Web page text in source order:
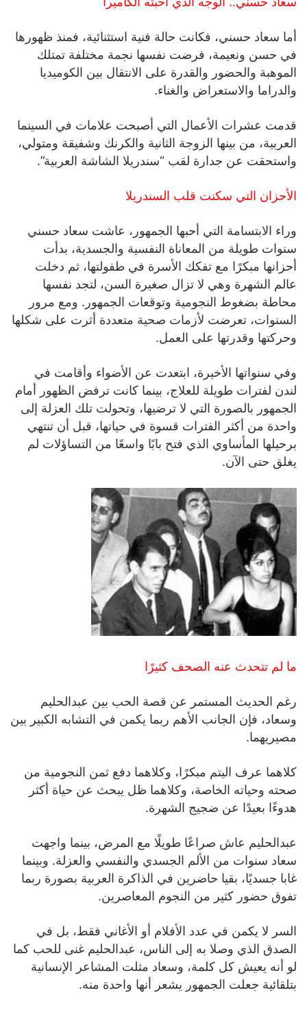
أما سعاد حسني، فكانت حالة فنية استثنائية، فمنذ ظهورها
في حسن ونعيمة، فرضت نفسها نجمة مختلفة تمتلك
الموهبة والحضور والقدرة على الانتقال بين الكوميديا
والدراما والاستعراض والغناء.
قدمت عشرات الأعمال التي أصبحت علامات في السينما
العربية، من بينها الزوجة الثانية والكرنك وشفيقة ومتولي،
واستحقت عن جدارة لقب “سندريلا الشاشة العربية”.
الأحزان التي سكنت قلب السندريلا
وراء الابتسامة التي أحبها الجمهور، عاشت سعاد حسني
سنوات طويلة من المعاناة النفسية والجسدية، بدأت
أحزانها مبكرًا مع تفكك الأسرة في طفولتها، ثم دخلت
عالم الشهرة وهي لا تزال صغيرة السن، لتجد نفسها
محاطة بضغوط النجومية وتوقعات الجمهور. ومع مرور
السنوات، تعرضت لأزمات صحية متعددة أثرت على شكلها
وحركتها وقدرتها على العمل.
وفي سنواتها الأخيرة، ابتعدت عن الأضواء وأقامت في
لندن لفترات طويلة للعلاج، بينما كانت ترفض الظهور أمام
الجمهور بالصورة التي لا ترضيها، وتحولت تلك العزلة إلى
واحدة من أكثر الفترات قسوة في حياتها، قبل أن تنتهي
برحيلها المأساوي الذي فتح بابًا واسعًا من التساؤلات لم
يغلق حتى الآن.
ما لم تتحدث عنه الصحف كثيرًا
رغم الحديث المستمر عن قصة الحب بين عبدالحليم
وسعاد، فإن الجانب الأهم ربما يكمن في التشابه الكبير بين
مصيريهما.
كلاهما عرف اليتم مبكرًا، وكلاهما دفع ثمن النجومية من
صحته وحياته الخاصة، وكلاهما ظل يبحث عن حياة أكثر
هدوءًا بعيدًا عن ضجيج الشهرة.
عبدالحليم عاش صراعًا طويلًا مع المرض، بينما واجهت
سعاد سنوات من الألم الجسدي والنفسي والعزلة. وبينما
غابا جسديًا، بقيا حاضرين في الذاكرة العربية بصورة ربما
تفوق حضور كثير من النجوم المعاصرين.
السر لا يكمن في عدد الأفلام أو الأغاني فقط، بل في
الصدق الذي وصلا به إلى الناس، عبدالحليم غنى للحب كما
لو أنه يعيش كل كلمة، وسعاد مثلت المشاعر الإنسانية
بتلقائية جعلت الجمهور يشعر أنها واحدة منه.